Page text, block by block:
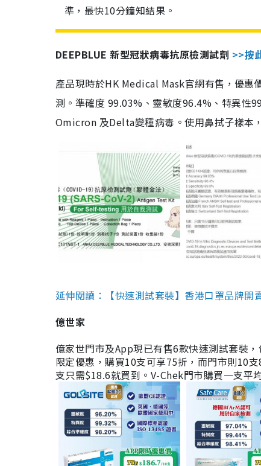
準，最快10分鐘知結果。
DEEPBLUE 新型冠狀病毒抗原檢測試劑 >>按
產品現時於HK Medical Mask官網有售，優惠
測。準確度 99.03%、靈敏度96.4%、特異性
Omicron 及Delta變種病毒。使用鼻拭子樣本
延伸閱讀：【快速測試套裝】香港口罩品牌
億世家
億家世門市及App現已有售6款快速測試套裝
限定優惠，購買10支可享75折，而門市則10
支只需$18.6就買到。V-Chek門市購買一支平